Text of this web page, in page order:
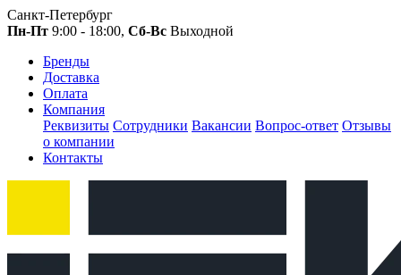
Санкт-Петербург
Пн-Пт 9:00 - 18:00, Сб-Вс Выходной
Бренды
Доставка
Оплата
Компания
Реквизиты Сотрудники Вакансии Вопрос-ответ Отзывы
о компании
Контакты